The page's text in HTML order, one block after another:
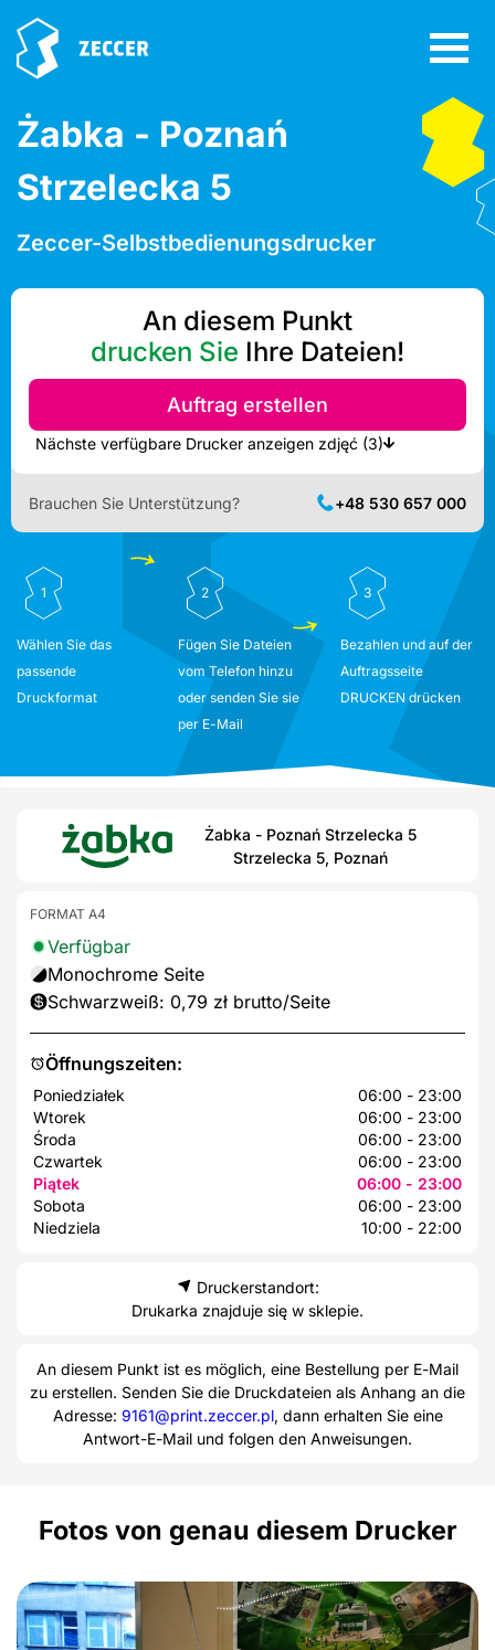
Żabka - Poznań
Strzelecka 5
Zeccer-Selbstbedienungsdrucker
An diesem Punkt
drucken Sie Ihre Dateien!
Auftrag erstellen
Nächste verfügbare Drucker anzeigen zdjęć (3)
Brauchen Sie Unterstützung? +48 530 657 000
1
Wählen Sie das
passende
Druckformat
2
Fügen Sie Dateien
vom Telefon hinzu
oder senden Sie sie
per E-Mail
3
Bezahlen und auf der
Auftragsseite
DRUCKEN drücken
Żabka - Poznań Strzelecka 5
Strzelecka 5, Poznań
Öffnungszeiten:
Poniedziałek
06:00 - 23:00
Wtorek
06:00 - 23:00
Środa
06:00 - 23:00
Czwartek
06:00 - 23:00
Piątek
06:00 - 23:00
Sobota
06:00 - 23:00
Niedziela
10:00 - 22:00
FORMAT A4
Verfügbar
Monochrome Seite
Schwarzweiß: 0,79 zł brutto/Seite
Druckerstandort:
Drukarka znajduje się w sklepie.
An diesem Punkt ist es möglich, eine Bestellung per E-Mail
zu erstellen. Senden Sie die Druckdateien als Anhang an die
Adresse: 9161@print.zeccer.pl, dann erhalten Sie eine
Antwort-E-Mail und folgen den Anweisungen.
Fotos von genau diesem Drucker